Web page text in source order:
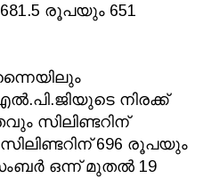
രൂപയും 651
നിരക്ക്
സിലിണ്ടറിന്
696 രൂപയും
ഒന്ന് മുതല്‍ 19